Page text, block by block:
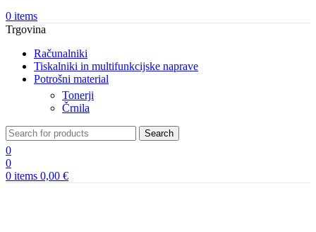
0 items
Trgovina
Računalniki
Tiskalniki in multifunkcijske naprave
Potrošni material
Tonerji
Črnila
Search
0
0
0 items 0,00 €